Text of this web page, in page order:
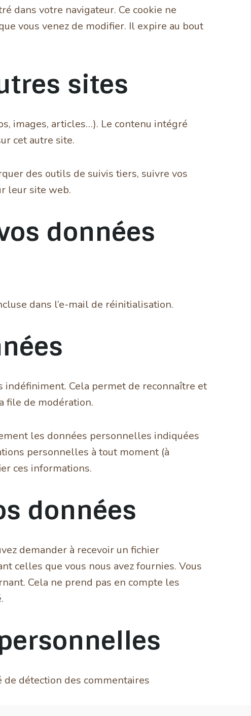
dans votre navigateur. Ce cookie ne
vous venez de modifier. Il expire au bout
sites
images, articles…). Le contenu intégré
cet autre site.
des outils de suivis tiers, suivre vos
leur site web.
données
dans l’e-mail de réinitialisation.
indéfiniment. Cela permet de reconnaître et
file de modération.
les données personnelles indiquées
personnelles à tout moment (à
ces informations.
données
demander à recevoir un fichier
celles que vous nous avez fournies. Vous
Cela ne prend pas en compte les
de détection des commentaires